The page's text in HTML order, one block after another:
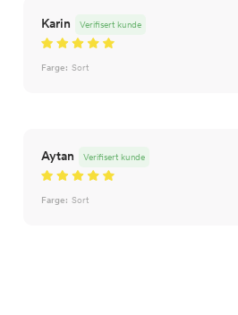
Karin Verifisert kunde
Farge: Sort
Aytan Verifisert kunde
Farge: Sort